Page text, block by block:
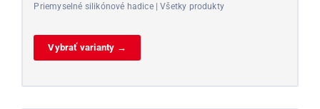
Priemyselné silikónové hadice | Všetky produkty
Vybrať varianty →